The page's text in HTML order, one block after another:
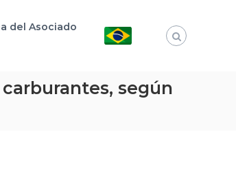
del Asociado
según